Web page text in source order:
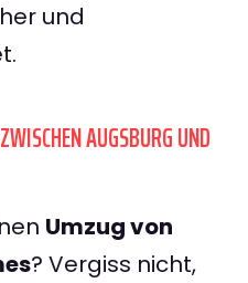
und
AUGSBURG UND
Umzug von
? Vergiss nicht,